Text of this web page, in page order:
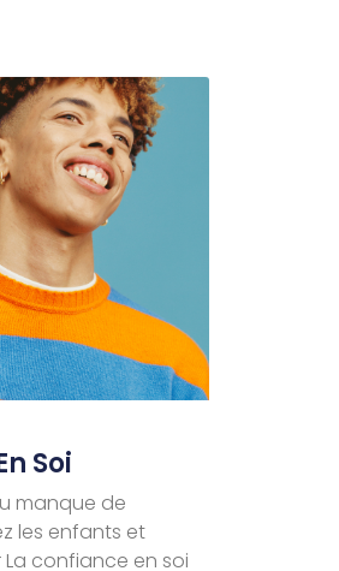
Soi
manque de
les enfants et
confiance en soi